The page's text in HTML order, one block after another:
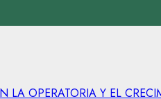
OPERATORIA Y EL